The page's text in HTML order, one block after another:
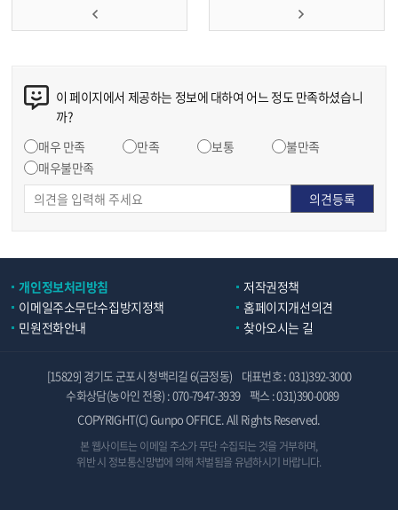
이 페이지에서 제공하는 정보에 대하여 어느 정도 만족하셨습니
까?
매우 만족
만족 보통
불만족
매우불만족
개인정보처리방침
저작권정책
이메일주소무단수집방지정책
홈페이지개선의견
민원전화안내
찾아오시는 길
[15829] 경기도 군포시 청백리길 6(금정동)
대표번호 : 031)392-3000
수화상담(농아인 전용) : 070-7947-3939 팩스 : 031)390-0089
COPYRIGHT(C) Gunpo OFFICE. All Rights Reserved.
본 웹사이트는 이메일 주소가 무단 수집되는 것을 거부하며,
위반 시 정보통신망법에 의해 처벌됨을 유념하시기 바랍니다.